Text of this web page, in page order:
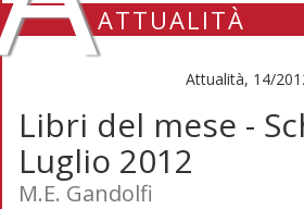
ATTUALITÀ
Attualità, 14/
Libri del mese -
Luglio 2012
M.E. Gandolfi